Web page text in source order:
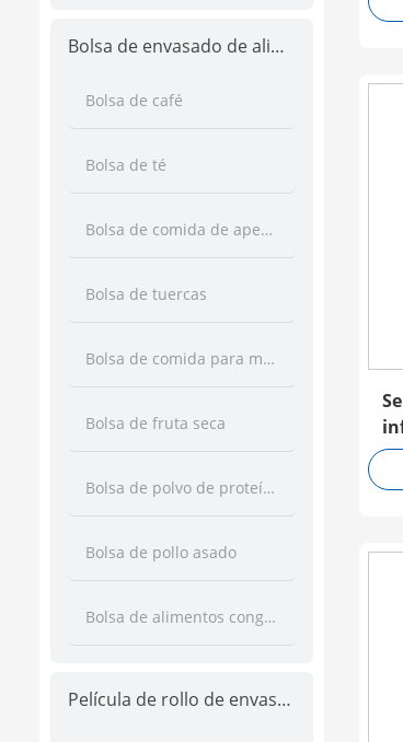
Bolsa de envasado de alimentos
Bolsa de café
Bolsa de té
Bolsa de comida de aperitivo
Bolsa de tuercas
Bolsa de comida para mascotas
Bolsa de fruta seca
Bolsa de polvo de proteína
Bolsa de pollo asado
Bolsa de alimentos congelados
Película de rollo de envasado de alimentos